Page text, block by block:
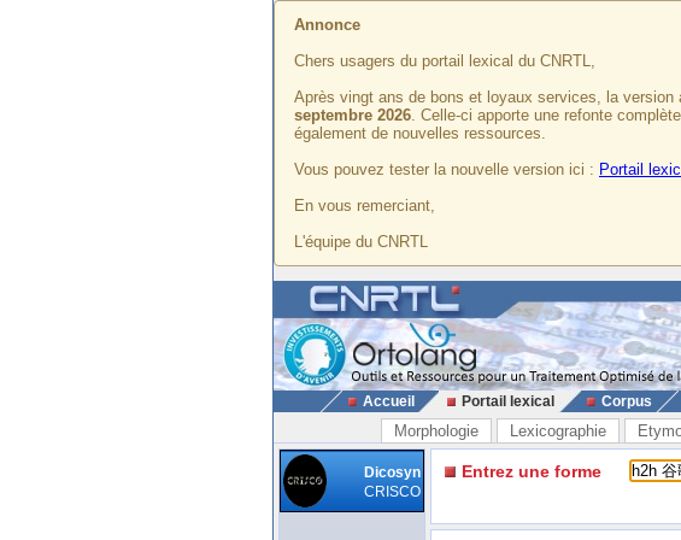
Annonce
Chers usagers du portail lexical du CNRTL,
Après vingt ans de bons et loyaux services, la
septembre 2026. Celle-ci apporte une refonte
également de nouvelles ressources.
Vous pouvez tester la nouvelle version ici : Portail
En vous remerciant,
L'équipe du CNRTL
Accueil Portail lexical Corpus
Morphologie Lexicographie
Dicosyn
CRISCO
Entrez une forme